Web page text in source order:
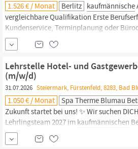
1.526 € / Monat Berlitz kaufmännische
vergleichbare Qualifikation Erste
Kundenservice, Terminplanung oder
Vorteil. Aber auch motivierte
natürlichen Serviceorientierung sind bei
hast ein Growth-Mindset und packst
Lehrstelle Hotel- und
(m/w/d)
31.07.2026 Steiermark, Fürstenfeld, 8283, Bad
1.050 € / Monat Spa Therme Blumau
Zukunft startet bei uns! ✨ Wir suchen
Lehrlingsteam 2027 im kaufmännischen
eine spannende Ausbildung mit vielen
Team, das dich unterstützt beste Chancen